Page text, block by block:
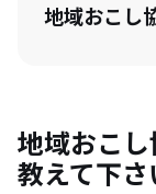
地域おこし
とを教えて
地域おこ
教えて下さ